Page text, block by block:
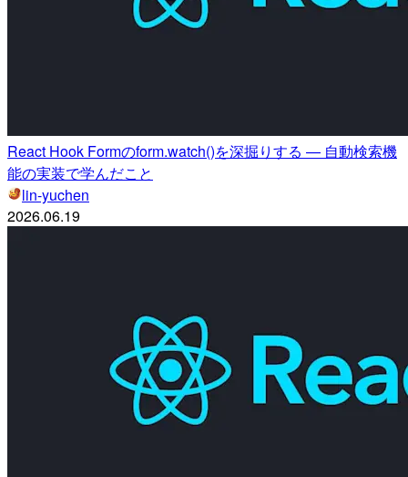
React Hook Formのform.watch()を深掘りする — 自動検索機
能の実装で学んだこと
lin-yuchen
2026.06.19